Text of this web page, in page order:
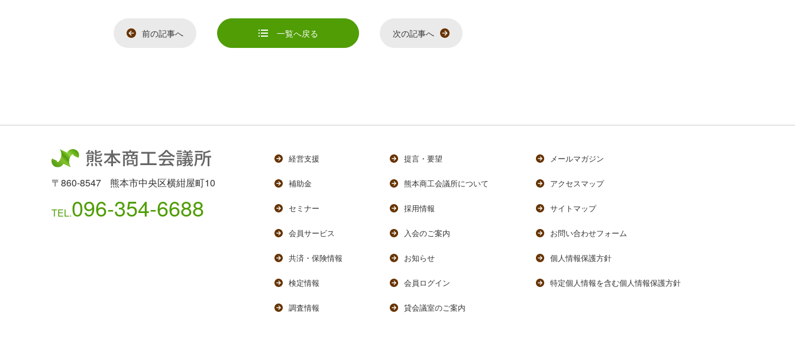
o
前の記事へ 次の記事へ
一覧へ戻る
〒860-8547 熊本市中央区横紺屋町10
TEL.096-354-6688
経営支援
補助金
セミナー
会員サービス
共済・保険情報
検定情報
調査情報
提言・要望
熊本商工会議所について
採用情報
入会のご案内
お知らせ
会員ログイン
貸会議室のご案内
メールマガジン
アクセスマップ
サイトマップ
お問い合わせフォーム
個人情報保護方針
特定個人情報を含む個人情報保護方針